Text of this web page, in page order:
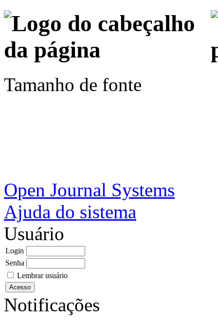
Tamanho de fonte
Open Journal Systems
Ajuda do sistema
Usuário
Login
Senha
Lembrar usuário
Notificações